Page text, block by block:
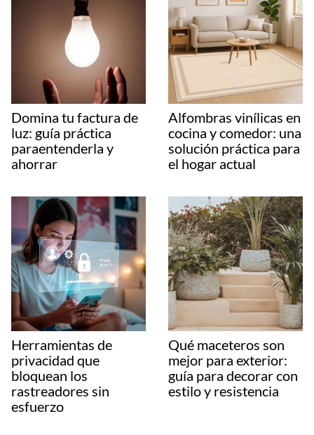
Domina tu factura de
luz: guía práctica
paraentenderla y
ahorrar
Alfombras vinílicas en
cocina y comedor: una
solución práctica para
el hogar actual
Herramientas de
privacidad que
bloquean los
rastreadores sin
esfuerzo
Qué maceteros son
mejor para exterior:
guía para decorar con
estilo y resistencia